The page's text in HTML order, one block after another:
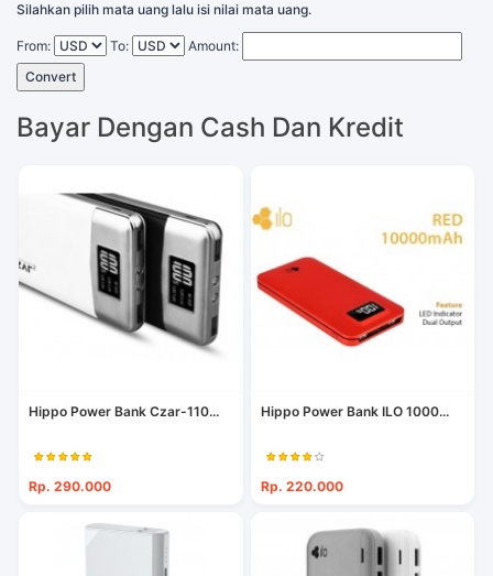
Silahkan pilih mata uang lalu isi nilai mata uang.
From: To:
Amount:
Convert
Bayar Dengan Cash Dan Kredit
Hippo Power Bank Czar-110...
Rp. 290.000
Hippo Power Bank ILO 1000...
Rp. 220.000